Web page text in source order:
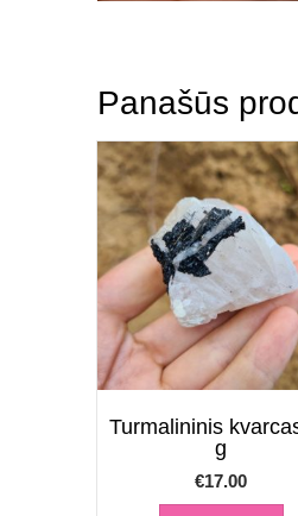
Panašūs
Turmalininis
g
€17.00